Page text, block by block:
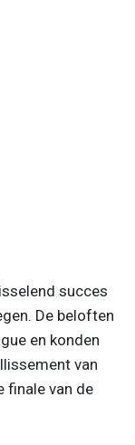
succes
De beloften
en konden
van
finale van de